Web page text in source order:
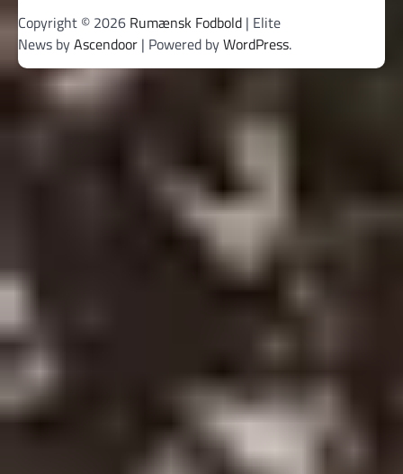
Copyright © 2026 Rumænsk Fodbold | Elite
News byAscendoor | Powered byWordPress.